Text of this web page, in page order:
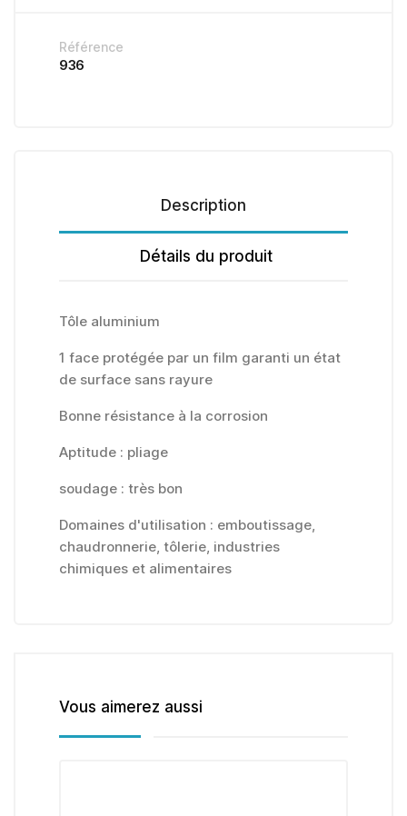
Référence
936
Description
Détails du produit
Tôle aluminium
1 face protégée par un film garanti un état
de surface sans rayure
Bonne résistance à la corrosion
Aptitude : pliage
soudage : très bon
Domaines d'utilisation : emboutissage,
chaudronnerie, tôlerie, industries
chimiques et alimentaires
Vous aimerez aussi